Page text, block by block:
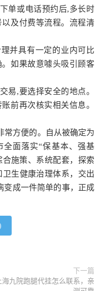
单或电话预约后,多长时
及付费等流程。流程清
并具有一定的业内可比
如果故意噱头吸引顾客
易,要选择安全的地点。
前再次核实相关信息。
常方便的。自从被确定为
面落实“保基本、强基
施策、系统配套，探索
生健康治理体系，交出
变成一件简单的事，正成
下一篇
海九院跑腿代挂怎么联系，亲